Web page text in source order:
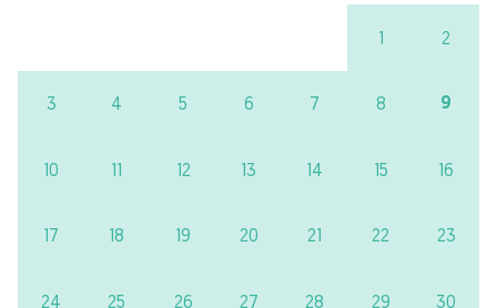
1 2
3 4 5 6 7 8 9
10 11 12 13 14 15 16
17 18 19 20 21 22 23
24 25 26 27 28 29 30